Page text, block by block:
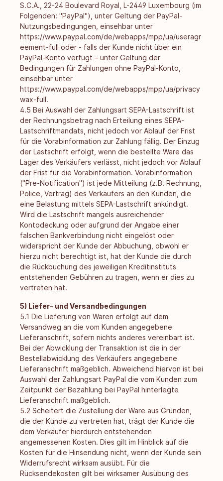
S.C.A., 22-24 Boulevard Royal, L-2449 Luxembourg (im
Folgenden: "PayPal"), unter Geltung der PayPal-
Nutzungsbedingungen, einsehbar unter
https://www.paypal.com/de/webapps/mpp/ua/useragr
eement-full oder - falls der Kunde nicht über ein
PayPal-Konto verfügt – unter Geltung der
Bedingungen für Zahlungen ohne PayPal-Konto,
einsehbar unter
https://www.paypal.com/de/webapps/mpp/ua/privacy
wax-full.
4.5 Bei Auswahl der Zahlungsart SEPA-Lastschrift ist
der Rechnungsbetrag nach Erteilung eines SEPA-
Lastschriftmandats, nicht jedoch vor Ablauf der Frist
für die Vorabinformation zur Zahlung fällig. Der Einzug
der Lastschrift erfolgt, wenn die bestellte Ware das
Lager des Verkäufers verlässt, nicht jedoch vor Ablauf
der Frist für die Vorabinformation. Vorabinformation
("Pre-Notification") ist jede Mitteilung (z.B. Rechnung,
Police, Vertrag) des Verkäufers an den Kunden, die
eine Belastung mittels SEPA-Lastschrift ankündigt.
Wird die Lastschrift mangels ausreichender
Kontodeckung oder aufgrund der Angabe einer
falschen Bankverbindung nicht eingelöst oder
widerspricht der Kunde der Abbuchung, obwohl er
hierzu nicht berechtigt ist, hat der Kunde die durch
die Rückbuchung des jeweiligen Kreditinstituts
entstehenden Gebühren zu tragen, wenn er dies zu
vertreten hat.
5) Liefer- und Versandbedingungen
5.1 Die Lieferung von Waren erfolgt auf dem
Versandweg an die vom Kunden angegebene
Lieferanschrift, sofern nichts anderes vereinbart ist.
Bei der Abwicklung der Transaktion ist die in der
Bestellabwicklung des Verkäufers angegebene
Lieferanschrift maßgeblich. Abweichend hiervon ist bei
Auswahl der Zahlungsart PayPal die vom Kunden zum
Zeitpunkt der Bezahlung bei PayPal hinterlegte
Lieferanschrift maßgeblich.
5.2 Scheitert die Zustellung der Ware aus Gründen,
die der Kunde zu vertreten hat, trägt der Kunde die
dem Verkäufer hierdurch entstehenden
angemessenen Kosten. Dies gilt im Hinblick auf die
Kosten für die Hinsendung nicht, wenn der Kunde sein
Widerrufsrecht wirksam ausübt. Für die
Rücksendekosten gilt bei wirksamer Ausübung des